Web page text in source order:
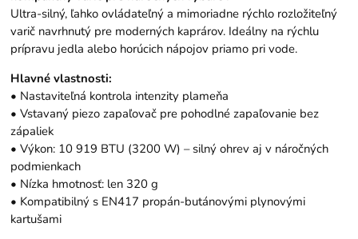
Ultra-silný, ľahko ovládateľný a mimoriadne rýchlo rozložiteľný
varič navrhnutý pre moderných kaprárov. Ideálny na rýchlu
prípravu jedla alebo horúcich nápojov priamo pri vode.
Hlavné vlastnosti:
• Nastaviteľná kontrola intenzity plameňa
• Vstavaný piezo zapaľovač pre pohodlné zapaľovanie bez
zápaliek
• Výkon: 10 919 BTU (3200 W) – silný ohrev aj v náročných
podmienkach
• Nízka hmotnosť: len 320 g
• Kompatibilný s EN417 propán-butánovými plynovými
kartušami